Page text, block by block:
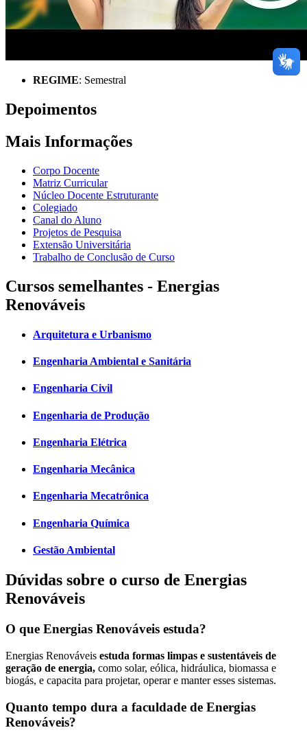
REGIME: Semestral
Depoimentos
Mais Informações
Corpo Docente
Matriz Curricular
Núcleo Docente Estruturante
Colegiado
Canal do Aluno
Projetos de Pesquisa
Extensão Universitária
Trabalho de Conclusão de Curso
Cursos semelhantes - Energias
Renováveis
Arquitetura e Urbanismo
Engenharia Ambiental e Sanitária
Engenharia Civil
Engenharia de Produção
Engenharia Elétrica
Engenharia Mecânica
Engenharia Mecatrônica
Engenharia Química
Gestão Ambiental
Dúvidas sobre o curso de Energias
Renováveis
O que Energias Renováveis estuda?
Energias Renováveis estuda formas limpas e sustentáveis de
geração de energia, como solar, eólica, hidráulica, biomassa e
biogás, e capacita para projetar, operar e manter esses sistemas.
Quanto tempo dura a faculdade de Energias
Renováveis?